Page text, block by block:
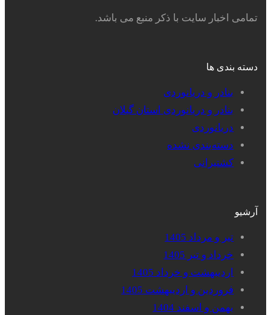
تمامی اخبار سایت با ذکر منبع می باشد.
دسته بندی ها
بنادر و دریانوردی
بنادر و دریانوردی استان گیلان
دریانوردی
دسته‌بندی نشده
کشتیرانی
آرشیو
تیر و مرداد 1405
خرداد و تیر 1405
اردیبهشت و خرداد 1405
فروردین و اردیبهشت 1405
بهمن و اسفند 1404